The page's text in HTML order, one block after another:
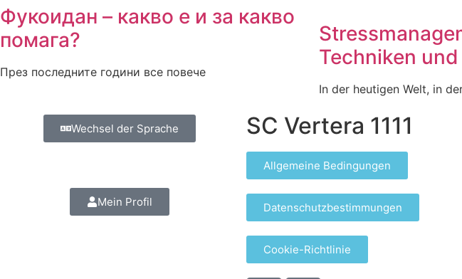
Фукоидан – какво е и за какво
помага?
През последните години все повече
Techniken
In der heutigen Welt, in
Wechsel der Sprache
Mein Profil
SC Vertera 1111
Allgemeine Bedingungen
Datenschutzbestimmungen
Cookie-Richtlinie